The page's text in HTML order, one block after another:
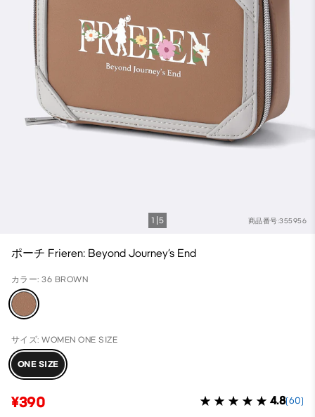
商品番号:355956
1 5
ポーチ Frieren: Beyond Journey’s End
カラー: 36 BROWN
サイズ: WOMEN ONE SIZE
ONE SIZE
¥390 4.8(60)